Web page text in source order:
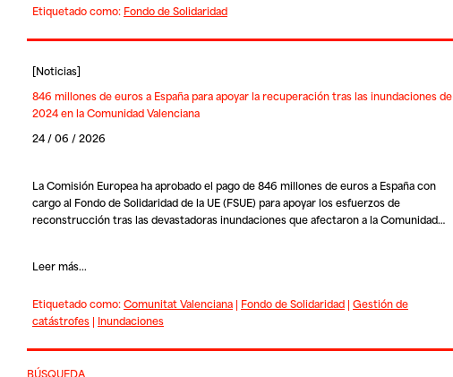
Etiquetado como: Fondo de Solidaridad
[Noticias]
846 millones de euros a España para apoyar la recuperación tras las inundaciones de
2024 en la Comunidad Valenciana
24 / 06 / 2026
La Comisión Europea ha aprobado el pago de 846 millones de euros a España con
cargo al Fondo de Solidaridad de la UE (FSUE) para apoyar los esfuerzos de
reconstrucción tras las devastadoras inundaciones que afectaron a la Comunidad…
Leer más...
Etiquetado como:Comunitat Valenciana| Fondo de Solidaridad| Gestión de
catástrofes| Inundaciones
BÚSQUEDA